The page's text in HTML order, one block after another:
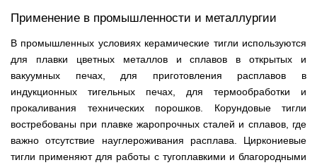
Применение в промышленности и металлургии
В промышленных условиях керамические тигли используются
для плавки цветных металлов и сплавов в открытых и
вакуумных печах, для приготовления расплавов в
индукционных тигельных печах, для термообработки и
прокаливания технических порошков. Корундовые тигли
востребованы при плавке жаропрочных сталей и сплавов, где
важно отсутствие науглероживания расплава. Циркониевые
тигли применяют для работы с тугоплавкими и благородными